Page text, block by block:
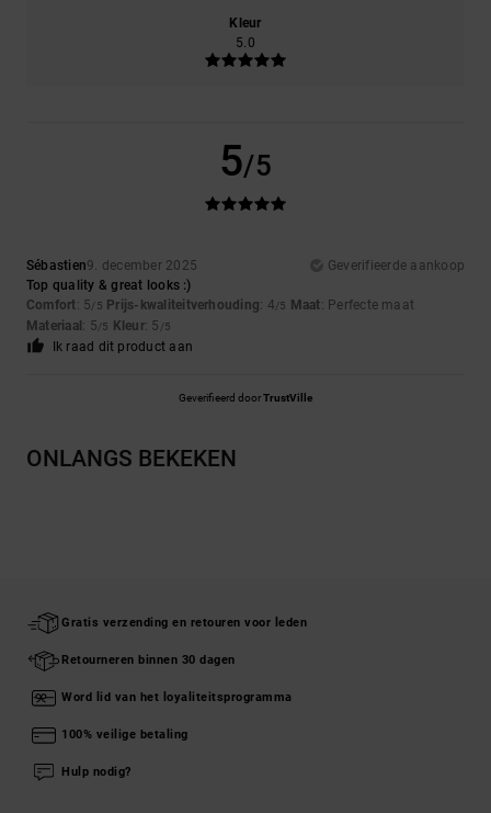
Kleur
5.0
5/5
Sébastien9. december 2025
Geverifieerde aankoop
Top quality & great looks :)
Comfort: 5/5 Prijs-kwaliteitverhouding: 4/5 Maat: Perfecte maat
Materiaal : 5/5 Kleur: 5 /5
Ik raad dit product aan
Geverifieerd doorTrustVille
ONLANGS BEKEKEN
Gratis verzending en retouren voor leden
Retourneren binnen 30 dagen
Word lid van het loyaliteitsprogramma
100% veilige betaling
Hulp nodig?